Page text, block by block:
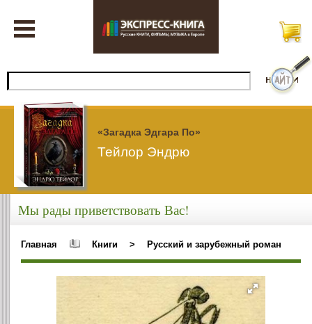
«Загадка Эдгара По»
Тейлор Эндрю
Мы рады приветствовать Вас!
Главная Книги > Русский и зарубежный роман